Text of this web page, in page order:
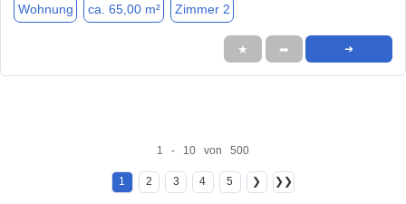
Wohnung ca. 65,00 m² Zimmer 2
★ ➦ ➜
1 - 10 von 500
1 2 3 4 5 ❯ ❯❯